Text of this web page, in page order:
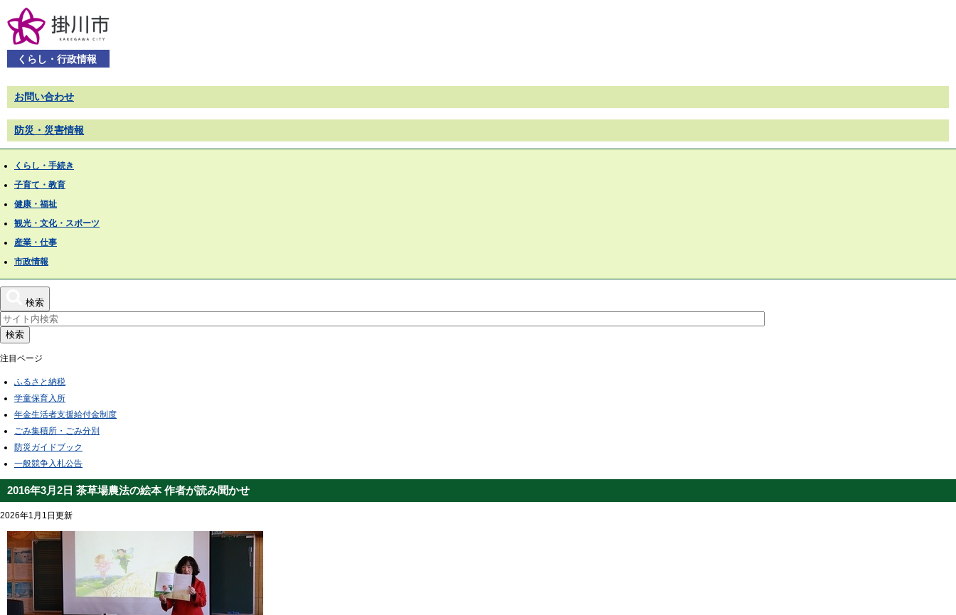
くらし・行政情報
お問い合わせ
防災・災害情報
くらし・手続き
子育て・教育
健康・福祉
観光・文化・スポーツ
産業・仕事
市政情報
検索
検索
注目ページ
ふるさと納税
学童保育入所
年金生活者支援給付金制度
ごみ集積所・ごみ分別
防災ガイドブック
一般競争入札公告
2016年3月2日 茶草場農法の絵本 作者が読み聞かせ
2026年1月1日更新